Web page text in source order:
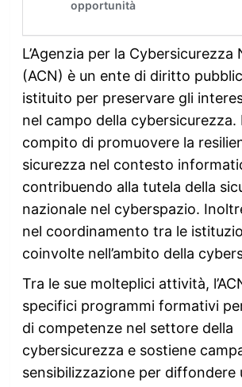
L’Agenzia per la Cybersicurezza
(ACN) è un ente di diritto
istituito per preservare gli
nel campo della cybersicurezza.
compito di promuovere la
sicurezza nel contesto
contribuendo alla tutela della
nazionale nel cyberspazio.
nel coordinamento tra le
coinvolte nell’ambito della
Tra le sue molteplici attività,
specifici programmi formativi
di competenze nel settore della
cybersicurezza e sostiene
sensibilizzazione per diffondere